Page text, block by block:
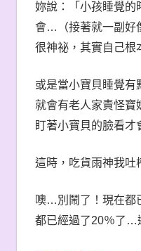
妳說：「小孩睡覺的
會… （接著就一副
很神祕，其實自己根
或是當小寶貝睡覺有
就會有老人家責怪寶
盯著小寶貝的臉看才
這時，吃貨雨神我吐
噢…別鬧了！現在都
都已經過了20％了 …